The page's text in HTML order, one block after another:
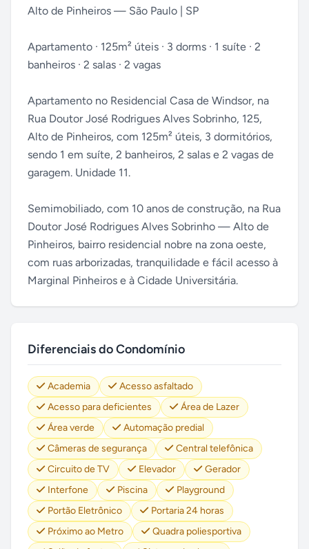
Alto de Pinheiros — São Paulo | SP
Apartamento · 125m² úteis · 3 dorms · 1 suíte · 2
banheiros · 2 salas · 2 vagas
Apartamento no Residencial Casa de Windsor, na
Rua Doutor José Rodrigues Alves Sobrinho, 125,
Alto de Pinheiros, com 125m² úteis, 3 dormitórios,
sendo 1 em suíte, 2 banheiros, 2 salas e 2 vagas de
garagem. Unidade 11.
Semimobiliado, com 10 anos de construção, na Rua
Doutor José Rodrigues Alves Sobrinho — Alto de
Pinheiros, bairro residencial nobre na zona oeste,
com ruas arborizadas, tranquilidade e fácil acesso à
Marginal Pinheiros e à Cidade Universitária.
Diferenciais do Condomínio
Academia
Acesso asfaltado
Acesso para deficientes
Área de Lazer
Área verde
Automação predial
Câmeras de segurança
Central telefônica
Circuito de TV
Elevador
Gerador
Interfone
Piscina
Playground
Portão Eletrônico
Portaria 24 horas
Próximo ao Metro
Quadra poliesportiva